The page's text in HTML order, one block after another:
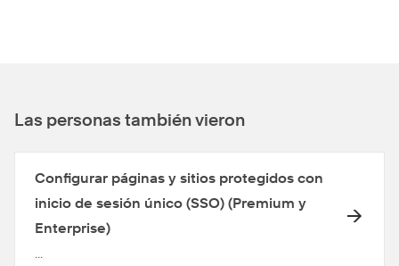
Las personas también vieron
Configurar páginas y sitios protegidos con
inicio de sesión único (SSO) (Premium y
Enterprise)
...